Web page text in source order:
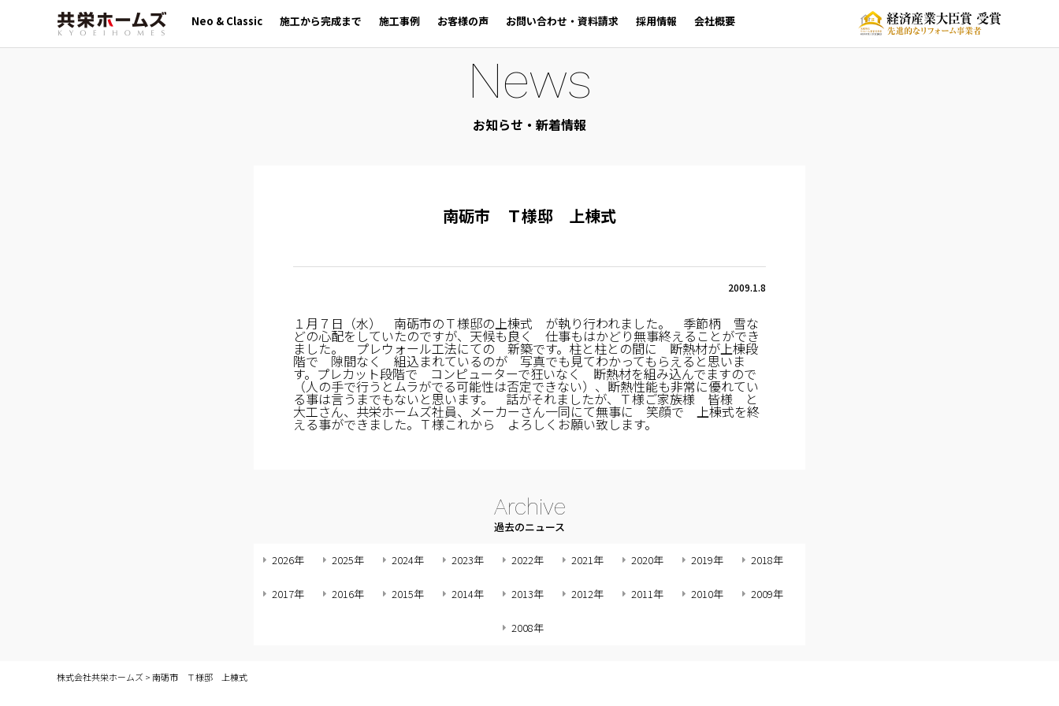
Neo & Classic 施工から完成まで 施工事例 お客様の声 お問い合わせ・資料請求 採用情報 会社概要
News
お知らせ・新着情報
南砺市 Ｔ様邸 上棟式
2009.1.8
１月７日（水） 南砺市のＴ様邸の上棟式 が執り行われました。 季節柄 雪な
どの心配をしていたのですが、天候も良く 仕事もはかどり無事終えることができ
ました。 プレウォール工法にての 新築です。柱と柱との間に 断熱材が上棟段
階で 隙間なく 組込まれているのが 写真でも見てわかってもらえると思いま
す。プレカット段階で コンピューターで狂いなく 断熱材を組み込んでますので
（人の手で行うとムラがでる可能性は否定できない）、断熱性能も非常に優れてい
る事は言うまでもないと思います。 話がそれましたが、Ｔ様ご家族様 皆様 と
大工さん、共栄ホームズ社員、メーカーさん一同にて無事に 笑顔で 上棟式を終
える事ができました。Ｔ様これから よろしくお願い致します。
Archive
過去のニュース
2026年 2025年 2024年 2023年 2022年 2021年 2020年 2019年 2018年
2017年 2016年 2015年 2014年 2013年 2012年 2011年 2010年 2009年
2008年
株式会社共栄ホームズ>南砺市 Ｔ様邸 上棟式